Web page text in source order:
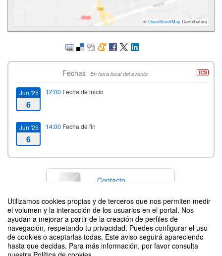
Utilizamos cookies propias y de terceros que nos permiten medir
el volumen y la interacción de los usuarios en el portal. Nos
ayudan a mejorar a partir de la creación de perfiles de
navegación, respetando tu privacidad. Puedes configurar el uso
de cookies o aceptarlas todas. Este aviso seguirá apareciendo
hasta que decidas. Para más información, por favor consulta
© OpenStreetMap Contributors
Fechas En hora local del evento
Jun '25
6
12:00 Fecha de inicio
Jun '25
6
14:00 Fecha de fin
Contacto
Difunde tu evento poniendo el siguiente código en tu sitio